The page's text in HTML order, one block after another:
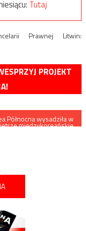
Tutaj
Prawnej Litwin:
PROJEKT
Północna wysadziła w
międzykoreańskie